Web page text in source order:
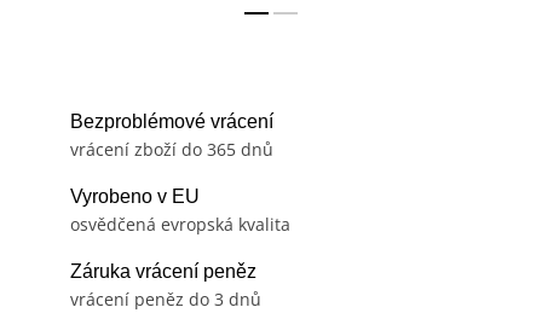
Bezproblémové vrácení
vrácení zboží do 365 dnů
Vyrobeno v EU
osvědčená evropská kvalita
Záruka vrácení peněz
vrácení peněz do 3 dnů